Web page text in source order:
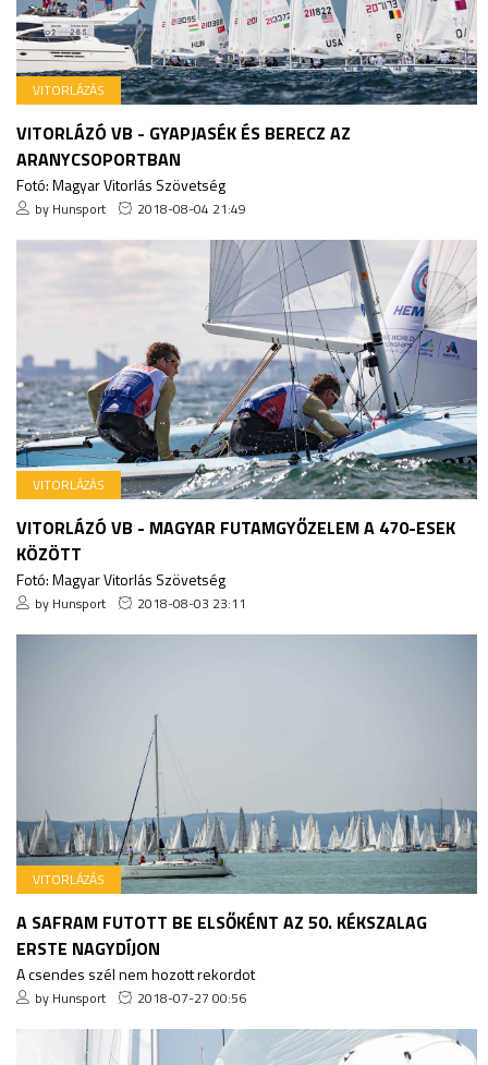
VITORLÁZÁS
VITORLÁZÓ VB - GYAPJASÉK ÉS BERECZ AZ
ARANYCSOPORTBAN
Fotó: Magyar Vitorlás Szövetség
by Hunsport 2018-08-04 21:49
VITORLÁZÁS
VITORLÁZÓ VB - MAGYAR FUTAMGYŐZELEM A 470-ESEK
KÖZÖTT
Fotó: Magyar Vitorlás Szövetség
by Hunsport 2018-08-03 23:11
VITORLÁZÁS
A SAFRAM FUTOTT BE ELSŐKÉNT AZ 50. KÉKSZALAG
ERSTE NAGYDÍJON
A csendes szél nem hozott rekordot
by Hunsport 2018-07-27 00:56